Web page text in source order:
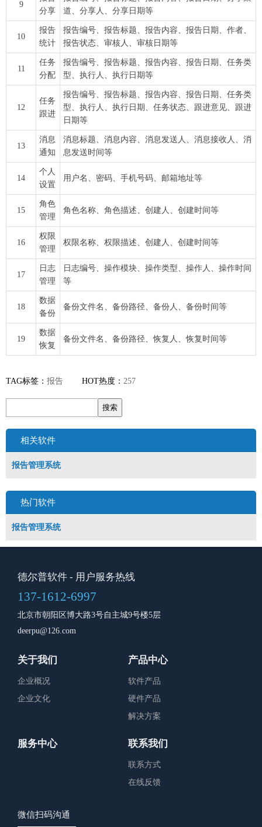
9
分享
道、分享人、分享日期等
10
报告
统计
报告编号、报告标题、报告内容、报告日期、作者、
报告状态、审核人、审核日期等
11
任务
分配
报告编号、报告标题、报告内容、报告日期、任务类
型、执行人、执行日期等
12
任务
跟进
报告编号、报告标题、报告内容、报告日期、任务类
型、执行人、执行日期、任务状态、跟进意见、跟进
日期等
13
消息
通知
消息标题、消息内容、消息发送人、消息接收人、消
息发送时间等
14
个人
设置
用户名、密码、手机号码、邮箱地址等
15
角色
管理
角色名称、角色描述、创建人、创建时间等
16
权限
管理
权限名称、权限描述、创建人、创建时间等
17
日志
管理
日志编号、操作模块、操作类型、操作人、操作时间
等
18
数据
备份
备份文件名、备份路径、备份人、备份时间等
19
数据
恢复
备份文件名、备份路径、恢复人、恢复时间等
TAG标签： 报告 HOT热度： 257
相关软件
报告管理系统
热门软件
报告管理系统
德尔普软件 - 用户服务热线
137-1612-6997
北京市朝阳区博大路3号自主城9号楼5层
deerpu@126.com
关于我们
企业概况
企业文化
产品中心
软件产品
硬件产品
解决方案
服务中心 联系我们
联系方式
在线反馈
微信扫码沟通